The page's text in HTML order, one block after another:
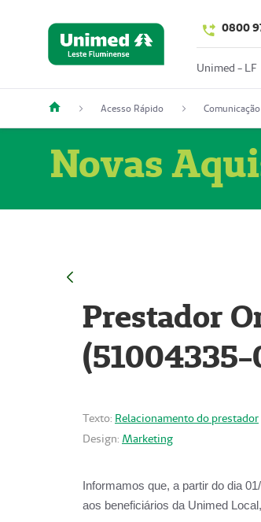
0800
Unimed - LF
Acesso Rápido Comunicação
Novas
Prestador
(51004335-
Texto: Relacionamento do prestador
Design: Marketing
Informamos que, a partir do dia
aos beneficiários da Unimed